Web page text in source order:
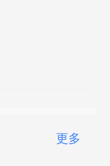
更多